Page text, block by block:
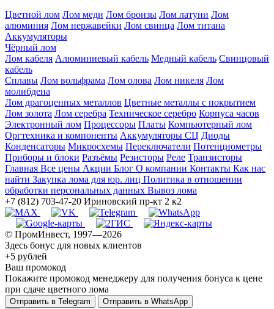
Цветной лом Лом меди Лом бронзы Лом латуни Лом
алюминия Лом нержавейки Лом свинца Лом титана
Аккумуляторы
Чёрный лом
Лом кабеля Алюминиевый кабель Медный кабель Свинцовый
кабель
Сплавы Лом вольфрама Лом олова Лом никеля Лом
молибдена
Лом драгоценных металлов Цветные металлы с покрытием
Лом золота Лом серебра Техническое серебро Корпуса часов
Электронный лом Процессоры Платы Компьютерный лом
Оргтехника и компоненты Аккумуляторы СЦ Диоды
Конденсаторы Микросхемы Переключатели Потенциометры
Приборы и блоки Разъёмы Резисторы Реле Транзисторы
Главная Все цены Акции Блог О компании Контакты Как нас
найти Закупка лома для юр. лиц Политика в отношении
обработки персональных данных Вывоз лома
+7 (812) 703-47-20 Ириновский пр-кт 2 к2
© ПромИнвест, 1997—2026
Здесь бонус для новых клиентов
+5 рублей
Ваш промокод
Покажите промокод менеджеру для получения бонуса к цене
при сдаче цветного лома
Отправить в Telegram
Отправить в WhatsApp